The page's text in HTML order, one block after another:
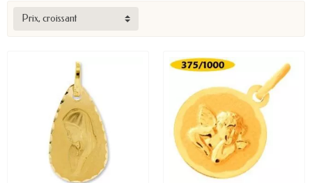
Prix, croissant